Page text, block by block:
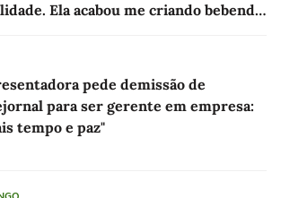
Ela acabou me criando bebendo
pede demissão de
para ser gerente em empresa:
tempo e paz"